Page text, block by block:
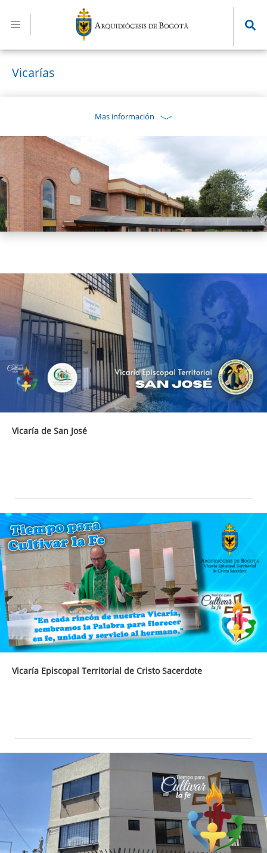
contenido
principal
Vicarías
Mas información
Vicaría de San José
Vicaría Episcopal Territorial de Cristo Sacerdote